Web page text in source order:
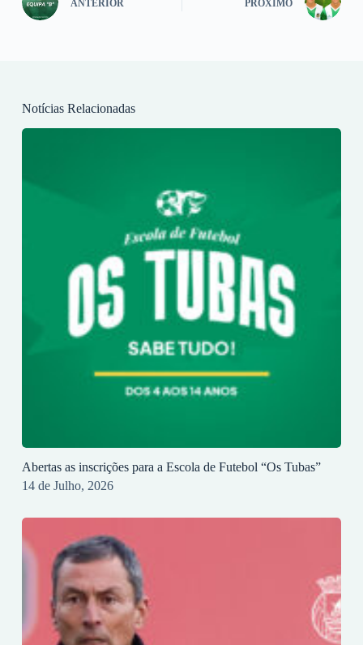
ANTERIOR PRÓXIMO
Notícias Relacionadas
Abertas as inscrições para a Escola de Futebol “Os Tubas”
14 de Julho, 2026